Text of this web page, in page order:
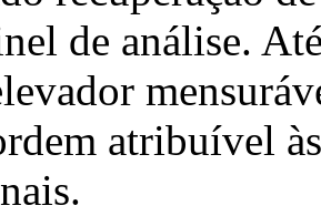
de análise.
atribuível